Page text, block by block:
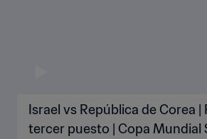
Israel vs República de Corea
tercer puesto | Copa Mundial